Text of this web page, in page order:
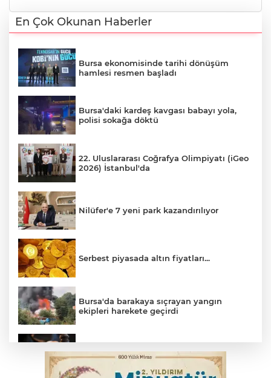
En Çok Okunan Haberler
Bursa ekonomisinde tarihi dönüşüm
hamlesi resmen başladı
Bursa'daki kardeş kavgası babayı yola,
polisi sokağa döktü
22. Uluslararası Coğrafya Olimpiyatı (iGeo
2026) İstanbul'da
Nilüfer'e 7 yeni park kazandırılıyor
Serbest piyasada altın fiyatları...
Bursa'da barakaya sıçrayan yangın
ekipleri harekete geçirdi
Yargıtay’dan primle çalışanlara müjde